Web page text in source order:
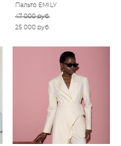
Пальто EMILY
47 000 pуб.
25 000 pуб.